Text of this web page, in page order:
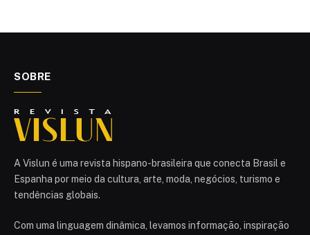
SOBRE
A Vislun é uma revista hispano-brasileira que conecta Brasil e
Espanha por meio da cultura, arte, moda, negócios, turismo e
tendências globais.
Com uma linguagem dinâmica, levamos informação, inspiração